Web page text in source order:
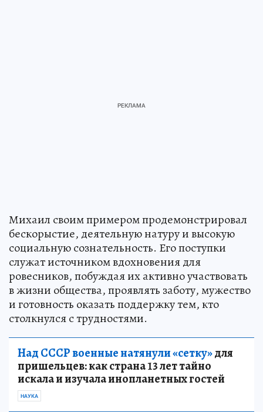
Михаил своим примером продемонстрировал
бескорыстие, деятельную натуру и высокую
социальную сознательность. Его поступки
служат источником вдохновения для
ровесников, побуждая их активно участвовать
в жизни общества, проявлять заботу, мужество
и готовность оказать поддержку тем, кто
столкнулся с трудностями.
Над СССР военные натянули «сетку»для
пришельцев: как страна 13 лет тайно
искала и изучала инопланетных гостей
НАУКА